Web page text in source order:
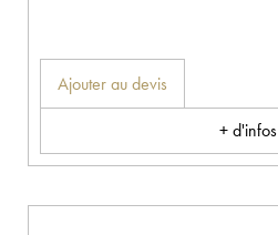
Ajouter au devis
+ d'infos